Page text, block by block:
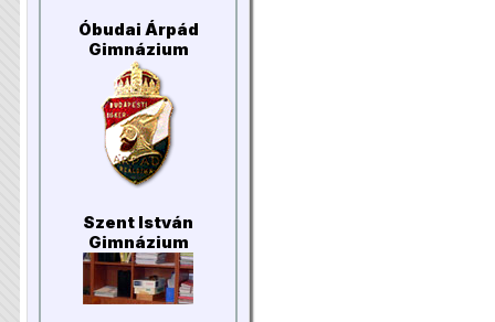
Óbudai Árpád
Gimnázium
Szent István
Gimnázium